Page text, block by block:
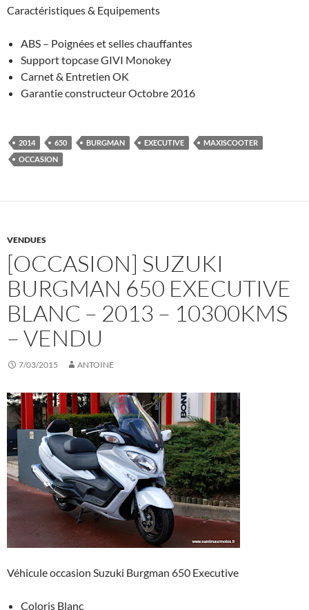
Caractéristiques & Equipements
ABS – Poignées et selles chauffantes
Support topcase GIVI Monokey
Carnet & Entretien OK
Garantie constructeur Octobre 2016
2014 650 BURGMAN EXECUTIVE
MAXISCOOTER
OCCASION
VENDUES
[OCCASION] SUZUKI
BURGMAN 650 EXECUTIVE
BLANC – 2013 – 10300KMS
– VENDU
7/03/2015 ANTOINE
Véhicule occasion Suzuki Burgman 650 Executive
Coloris Blanc